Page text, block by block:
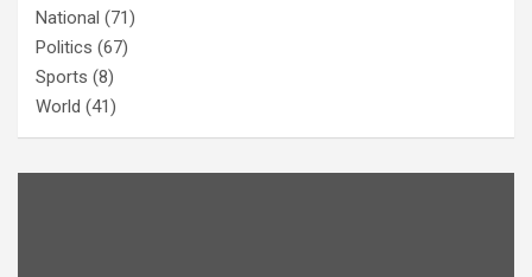
National (71)
Politics (67)
Sports (8)
World (41)